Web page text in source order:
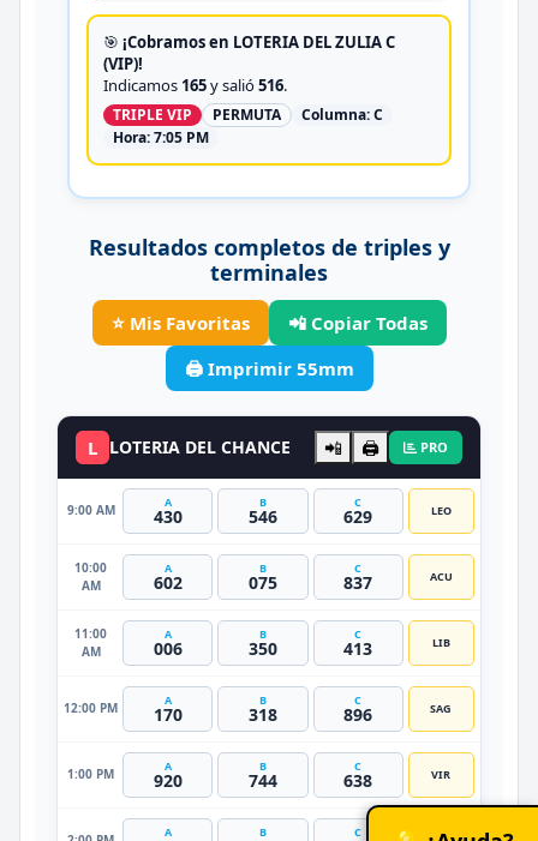
🎯 ¡Cobramos en LOTERIA DEL ZULIA C
(VIP)!
Indicamos 165y salió516.
TRIPLE VIP PERMUTA Columna:C
Hora:7:05 PM
Resultados completos de triples y
terminales
⭐ Mis Favoritas
📲 Copiar Todas
🖨️ Imprimir 55mm
L LOTERIA DEL CHANCE 📲 🖨️ PRO
9:00 AM A
430
B
546
C
629 LEO
10:00
AM
A
602
B
075
C
837 ACU
11:00
AM
A
006
B
350
C
413 LIB
12:00 PM A
170
B
318
C
896 SAG
1:00 PM A
920
B
744
C
638 VIR
A B C